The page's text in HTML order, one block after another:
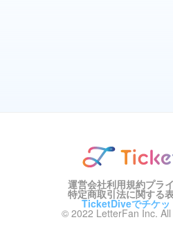
運営会社利用規約プラ
特定商取引法に関する
TicketDiveでチケッ
© 2022 LetterFan Inc.